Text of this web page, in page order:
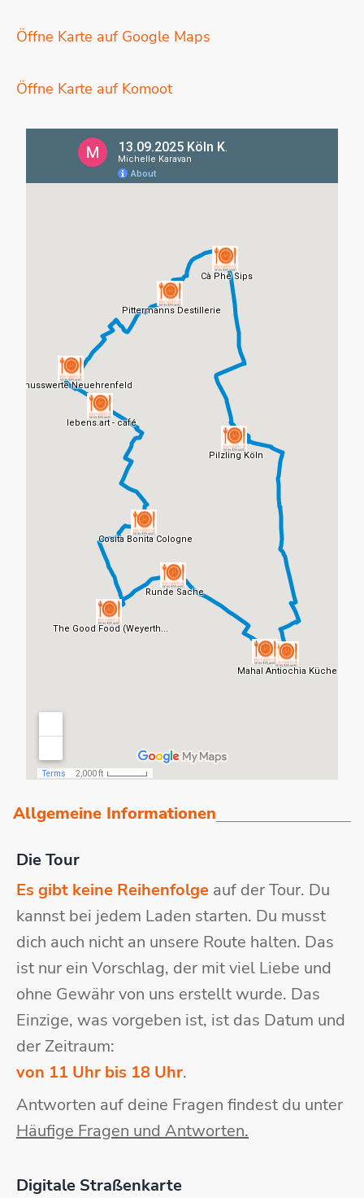
Öffne Karte auf Google Maps
Öffne Karte auf Komoot
Allgemeine Informationen
Die Tour
Es gibt keine Reihenfolge auf der Tour. Du
kannst bei jedem Laden starten. Du musst
dich auch nicht an unsere Route halten. Das
ist nur ein Vorschlag, der mit viel Liebe und
ohne Gewähr von uns erstellt wurde. Das
Einzige, was vorgeben ist, ist das Datum und
der Zeitraum:
von 11 Uhr bis 18 Uhr.
Antworten auf deine Fragen findest du unter
Häufige Fragen und Antworten.
Digitale Straßenkarte